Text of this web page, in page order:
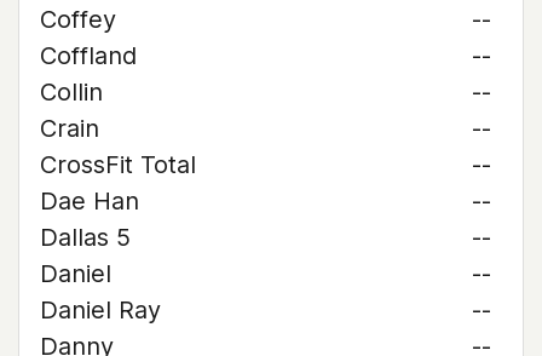
Coffey
--
Coffland
--
Collin
--
Crain
--
CrossFit Total
--
Dae Han
--
Dallas 5
--
Daniel
--
Daniel Ray
--
Danny
--